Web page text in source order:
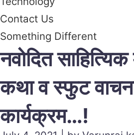
Contact Us
Something Different
नवोदित
कथा व स्फुट
कार्यक्रम…!